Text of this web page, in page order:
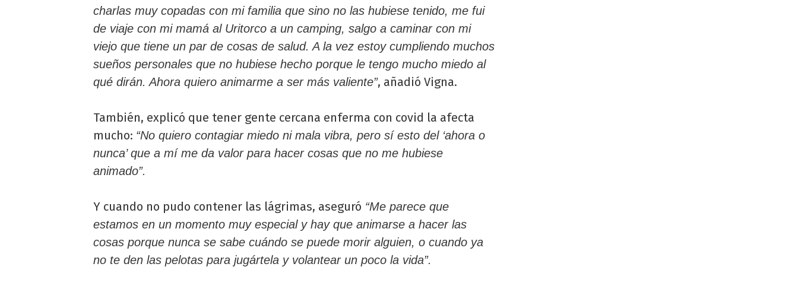
charlas muy copadas con mi familia que sino no las hubiese tenido, me fui
de viaje con mi mamá al Uritorco a un camping, salgo a caminar con mi
viejo que tiene un par de cosas de salud. A la vez estoy cumpliendo muchos
sueños personales que no hubiese hecho porque le tengo mucho miedo al
qué dirán. Ahora quiero animarme a ser más valiente”, añadió Vigna.
También, explicó que tener gente cercana enferma con covid la afecta
mucho: “No quiero contagiar miedo ni mala vibra, pero sí esto del ‘ahora o
nunca’ que a mí me da valor para hacer cosas que no me hubiese
animado”.
Y cuando no pudo contener las lágrimas, aseguró “Me parece que
estamos en un momento muy especial y hay que animarse a hacer las
cosas porque nunca se sabe cuándo se puede morir alguien, o cuando ya
no te den las pelotas para jugártela y volantear un poco la vida”.